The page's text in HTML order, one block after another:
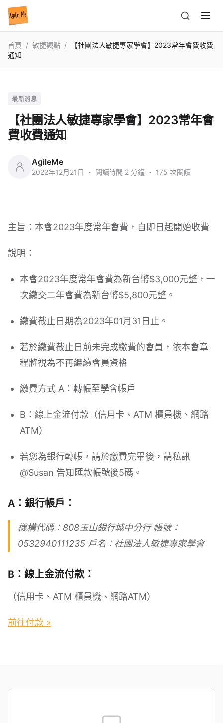
首頁 / 敏捷觀點 /
【社團法人敏捷專家學會】2023常年會費收費
通知
最新消息
【社團法人敏捷專家學會】2023常年會
費收費通知
AgileMe
2022年12月21日 ・ 閱讀時間 2 分鐘 ・ 175 次閱讀
主旨：本會2023年度常年會費，自即日起開始收費
說明：
本會2023年度常年會費為新台幣$3,000元整，一
次繳交二年會費為新台幣$5,800元整。
繳費截止日期為2023年01月31日止。
若於繳費截止日前未完成繳費的會員，依本會章
程將視為不再繼續會員資格
繳費方式 A：轉帳至學會帳戶
B：線上金流付款（信用卡、ATM 櫃員機、網路
ATM）
若您為銀行轉帳，請於繳費完畢後，請私訊
@Susan 告知匯款帳號後5碼。
A：銀行帳戶：
機構代碼：808玉山銀行城中分行 帳號：
0532940111235 戶名：社團法人敏捷專家學會
B：線上金流付款：
（信用卡、ATM 櫃員機、網路ATM）
前往付款 »